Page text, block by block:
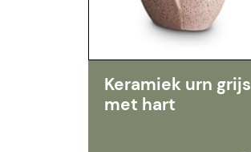
Keramiek urn grijs
met hart